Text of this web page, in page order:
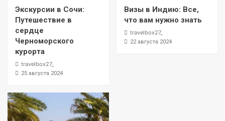
Экскурсии в Сочи:
Путешествие в
сердце
Черноморского
курорта
travelbox27_
25 августа 2024
Визы в Индию: Все,
что вам нужно знать
travelbox27_
22 августа 2024